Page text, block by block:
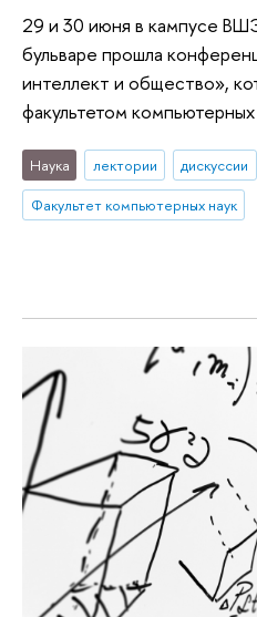
29 и 30 июня в кампусе
бульваре прошла
интеллект и общество»,
факультетом компьютерных
Наука лектории дискуссии
Факультет компьютерных наук